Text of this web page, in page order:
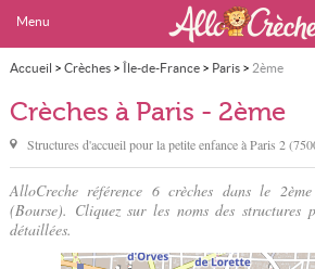
Menu
Accueil > Crèches> Île-de-France> Paris> 2ème
Crèches à Paris - 2ème
Structures d'accueil pour la petite enfance àParis 2
AlloCreche référence 6 crèches dans le
(Bourse). Cliquez sur les noms des structures
détaillées.